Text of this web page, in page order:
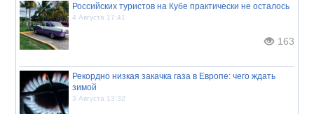
Российских туристов на Кубе практически не осталось
4 Августа 17:41
163
Рекордно низкая закачка газа в Европе: чего ждать
зимой
3 Августа 13:32